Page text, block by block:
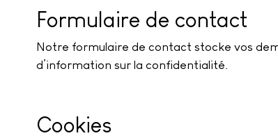
Formulaire de contact
Notre formulaire de contact stocke vos
d’information sur la confidentialité.
Cookies